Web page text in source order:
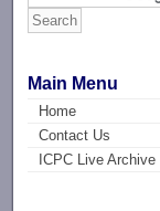
Main Menu
Home
Contact Us
ICPC Live Archive